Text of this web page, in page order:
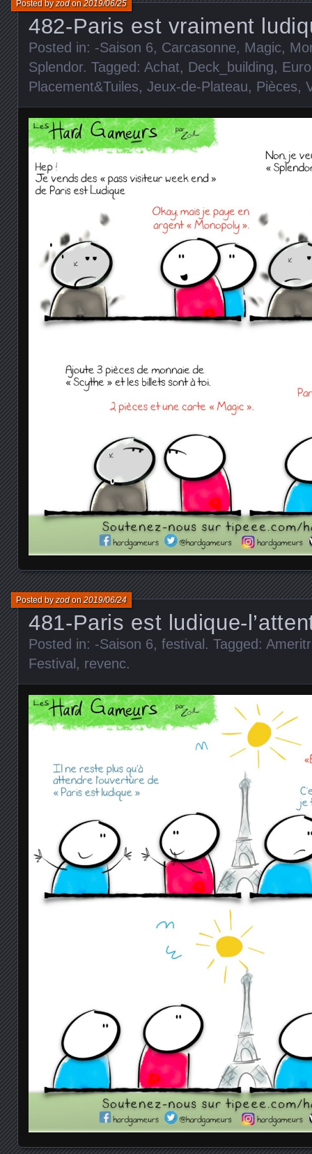
482-Paris est vraiment
Posted byzodon2019/06/25
Posted in: -Saison 6, Carcasonne, Magic,
Splendor. Tagged: Achat, Deck_building,
Placement&Tuiles, Jeux-de-Plateau, Pièces,
481-Paris est ludique-
Posted byzodon2019/06/24
Posted in: -Saison 6, festival. Tagged:
Festival, revenc.